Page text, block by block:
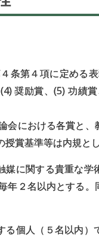
条第４項に定める
奨励賞、(5) 功績
における各賞と、
賞基準等は内規と
に関する貴重な学
２名以内とする。
個人（５名以内）